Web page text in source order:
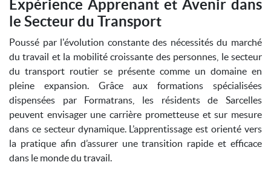
Expérience Apprenant et Avenir dans
le Secteur du Transport
Poussé par l'évolution constante des nécessités du marché
du travail et la mobilité croissante des personnes, le secteur
du transport routier se présente comme un domaine en
pleine expansion. Grâce aux formations spécialisées
dispensées par Formatrans, les résidents de Sarcelles
peuvent envisager une carrière prometteuse et sur mesure
dans ce secteur dynamique. L’apprentissage est orienté vers
la pratique afin d’assurer une transition rapide et efficace
dans le monde du travail.